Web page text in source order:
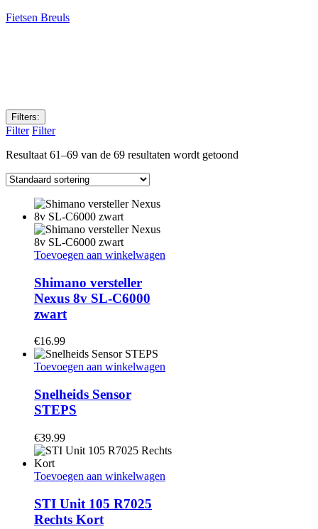
Fietsen Breuls
Filters:
Filter Filter
Resultaat 61–69 van de 69 resultaten wordt getoond
Toevoegen aan winkelwagen
Shimano versteller
Nexus 8v SL-C6000
zwart
€16.99
Toevoegen aan winkelwagen
Snelheids Sensor
STEPS
€39.99
Toevoegen aan winkelwagen
STI Unit 105 R7025
Rechts Kort